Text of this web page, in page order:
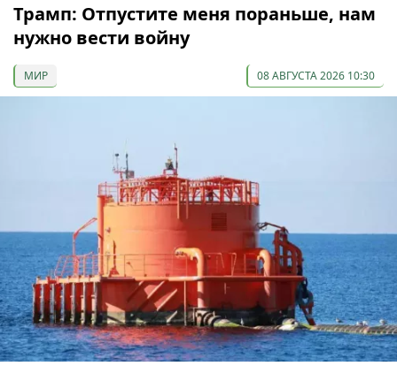
Трамп: Отпустите меня пораньше, нам
нужно вести войну
МИР 08 АВГУСТА 2026 10:30